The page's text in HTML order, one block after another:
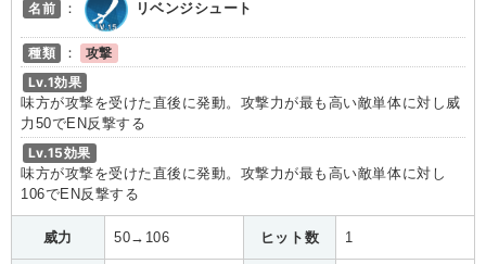
名前 ： リベンジシュート
種類 ：
攻撃
Lv.1効果
味方が攻撃を受けた直後に発動。攻撃力が最も高い敵単体に対し威
力50でEN反撃する
Lv.15効果
味方が攻撃を受けた直後に発動。攻撃力が最も高い敵単体に対し
106でEN反撃する
威力 50→106 ヒット数 1